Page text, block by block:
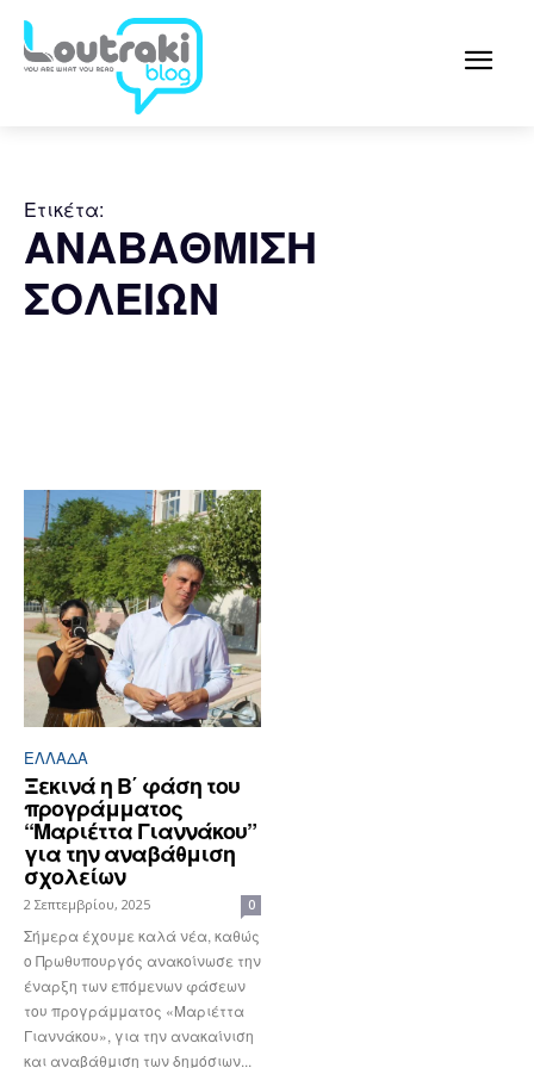
Ετικέτα:
ΑΝΑΒΑΘΜΙΣΗ
ΣΟΛΕΙΩΝ
ΕΛΛΆΔΑ
Ξεκινά η Β΄ φάση του
προγράμματος
“Μαριέττα Γιαννάκου”
για την αναβάθμιση
σχολείων
2 Σεπτεμβρίου, 2025 0
Σήμερα έχουμε καλά νέα, καθώς
ο Πρωθυπουργός ανακοίνωσε την
έναρξη των επόμενων φάσεων
του προγράμματος «Μαριέττα
Γιαννάκου», για την ανακαίνιση
και αναβάθμιση των δημόσιων...